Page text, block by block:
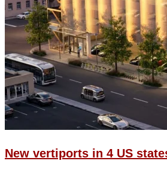
New vertiports in 4 US